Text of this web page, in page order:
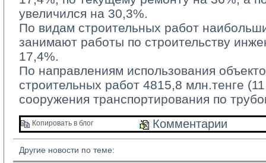
увеличился на 30,3%.
По видам строительных работ
занимают работы по строительству
17,4%.
По направлениям использования
строительных работ 4815,8 млн.тенге
сооружения транспортирования по
Копировать в блог Комментарии
Другие новости по теме: